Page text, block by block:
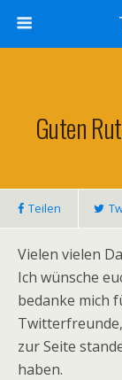
Guten
Teilen
Vielen vielen
Ich wünsche
bedanke mich
zur Seite
haben.